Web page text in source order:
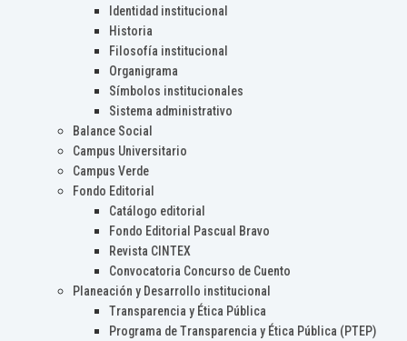
Identidad institucional
Historia
Filosofía institucional
Organigrama
Símbolos institucionales
Sistema administrativo
Balance Social
Campus Universitario
Campus Verde
Fondo Editorial
Catálogo editorial
Fondo Editorial Pascual Bravo
Revista CINTEX
Convocatoria Concurso de Cuento
Planeación y Desarrollo institucional
Transparencia y Ética Pública
Programa de Transparencia y Ética Pública (PTEP)